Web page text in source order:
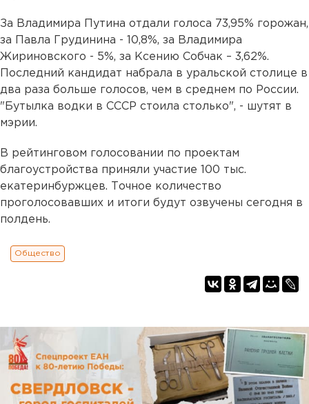
За Владимира Путина отдали голоса 73,95% горожан,
за Павла Грудинина - 10,8%, за Владимира
Жириновского - 5%, за Ксению Собчак – 3,62%.
Последний кандидат набрала в уральской столице в
два раза больше голосов, чем в среднем по России.
"Бутылка водки в СССР стоила столько", - шутят в
мэрии.
В рейтинговом голосовании по проектам
благоустройства приняли участие 100 тыс.
екатеринбуржцев. Точное количество
проголосовавших и итоги будут озвучены сегодня в
полдень.
Общество